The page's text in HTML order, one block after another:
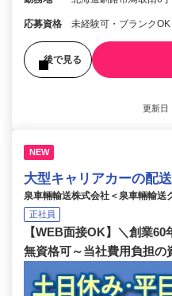
応募資格 未経験可・ブランク
後で見る
更新日
NEW
大型キャリアカーの配
泉車輛輸送株式会社＜泉車輛輸送
正社員
【WEB面接OK】＼創業60
無資格可～当社費用負担の